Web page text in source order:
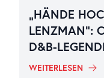
„HÄNDE
LENZMAN“:
D&B-
WEITERLESEN